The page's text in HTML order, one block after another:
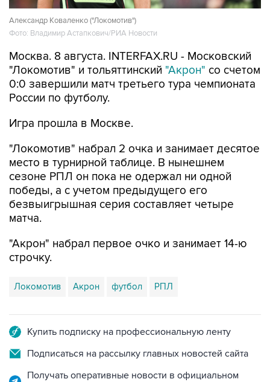
Александр Коваленко ("Локомотив")
Фото: Владимир Астапкович/РИА Новости
Москва. 8 августа. INTERFAX.RU - Московский
"Локомотив" и тольяттинский "Акрон" со счетом
0:0 завершили матч третьего тура чемпионата
России по футболу.
Игра прошла в Москве.
"Локомотив" набрал 2 очка и занимает десятое
место в турнирной таблице. В нынешнем
сезоне РПЛ он пока не одержал ни одной
победы, а с учетом предыдущего его
безвыигрышная серия составляет четыре
матча.
"Акрон" набрал первое очко и занимает 14-ю
строчку.
Локомотив Акрон футбол РПЛ
Купить подписку на профессиональную ленту
Подписаться на рассылку главных новостей сайта
Получать оперативные новости в официальном